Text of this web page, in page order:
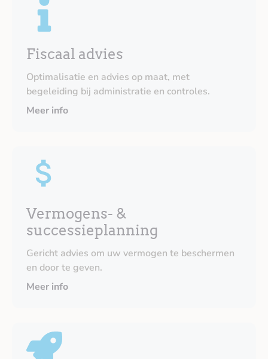
Fiscaal advies
Optimalisatie en advies op maat, met
begeleiding bij administratie en controles.
Meer info
Vermogens- &
successieplanning
Gericht advies om uw vermogen te beschermen
en door te geven.
Meer info